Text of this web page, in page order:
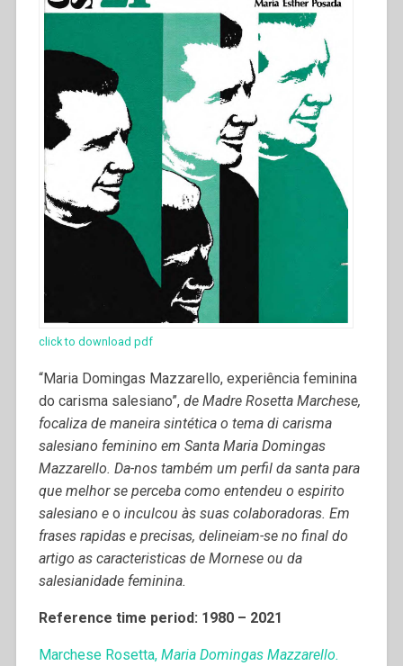
click to download pdf
“Maria Domingas Mazzarello, experiência feminina
do carisma salesiano”, de Madre Rosetta Marchese,
focaliza de maneira sintética o tema di carisma
salesiano feminino em Santa Maria Domingas
Mazzarello. Da-nos também um perfil da santa para
que melhor se perceba como entendeu o espirito
salesiano e o inculcou às suas colaboradoras. Em
frases rapidas e precisas, delineiam-se no final do
artigo as caracteristicas de Mornese ou da
salesianidade feminina.
Reference time period: 1980 – 2021
Marchese Rosetta, Maria Domingas Mazzarello.